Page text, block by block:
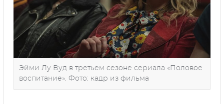
Эйми Лу Вуд в третьем сезоне сериала «Половое
воспитание». Фото: кадр из фильма